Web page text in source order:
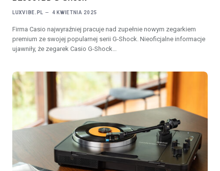
LUXVIBE.PL 4 KWIETNIA 2025
Firma Casio najwyraźniej pracuje nad zupełnie nowym zegarkiem
premium ze swojej popularnej serii G-Shock. Nieoficjalne informacje
ujawniły, że zegarek Casio G-Shock…